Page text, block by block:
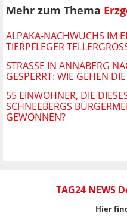
Mehr zum Thema
ALPAKA-NACHWUCHS IM
TIERPFLEGER
STRASSE IN ANNABERG
ESPERRT: WIE GEHEN DIE
55 EINWOHNER, DIE
SCHNEEBERGS
GEWONNEN?
TAG24 NEWS
Hier